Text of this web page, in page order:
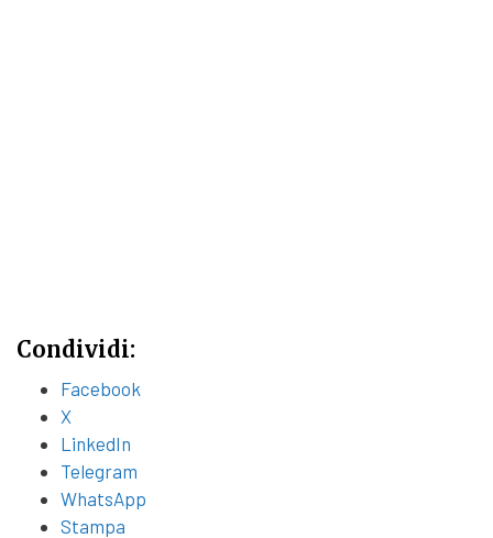
Condividi:
Facebook
X
LinkedIn
Telegram
WhatsApp
Stampa